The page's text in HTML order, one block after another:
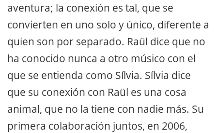
aventura; la conexión es tal, que se
convierten en uno solo y único, diferente a
quien son por separado. Raül dice que no
ha conocido nunca a otro músico con el
que se entienda como Sílvia. Sílvia dice
que su conexión con Raül es una cosa
animal, que no la tiene con nadie más. Su
primera colaboración juntos, en 2006,